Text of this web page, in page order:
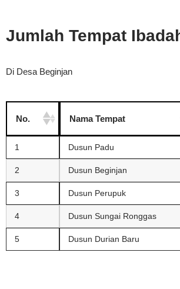
Jumlah Tempat
Di Desa Beginjan
No. Nama Tempat
1 Dusun Padu
2 Dusun Beginjan
3 Dusun Perupuk
4 Dusun Sungai Ronggas
5 Dusun Durian Baru